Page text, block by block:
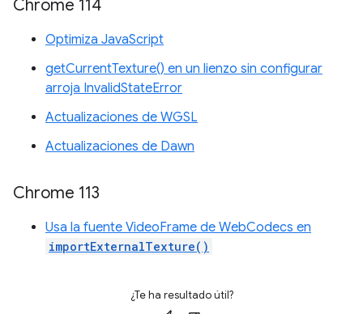
Chrome 114
Optimiza JavaScript
getCurrentTexture() en un lienzo sin configurar
arroja InvalidStateError
Actualizaciones de WGSL
Actualizaciones de Dawn
Chrome 113
Usa la fuente VideoFrame de WebCodecs en
importExternalTexture()
¿Te ha resultado útil?